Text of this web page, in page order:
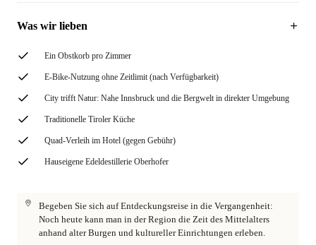
Was wir lieben
Ein Obstkorb pro Zimmer
E-Bike-Nutzung ohne Zeitlimit (nach Verfügbarkeit)
City trifft Natur: Nahe Innsbruck und die Bergwelt in direkter Umgebung
Traditionelle Tiroler Küche
Quad-Verleih im Hotel (gegen Gebühr)
Hauseigene Edeldestillerie Oberhofer
Begeben Sie sich auf Entdeckungsreise in die Vergangenheit:
Noch heute kann man in der Region die Zeit des Mittelalters
anhand alter Burgen und kultureller Einrichtungen erleben.